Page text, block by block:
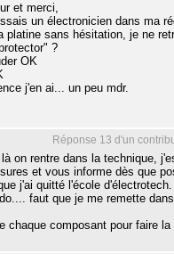
et merci,
un électronicien dans ma
platine sans hésitation, je ne
?
OK
j'en ai... un peu mdr.
Réponse 13 d'un
on rentre dans la technique,
et vous informe dès que
j'ai quitté l'école
faut que je me remette
chaque composant pour faire la